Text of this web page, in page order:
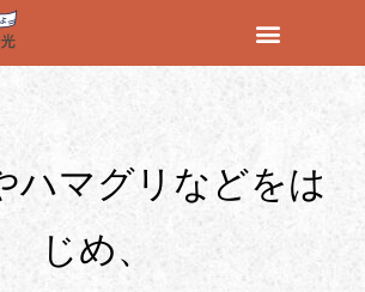
ハマグリなどをは
じめ、